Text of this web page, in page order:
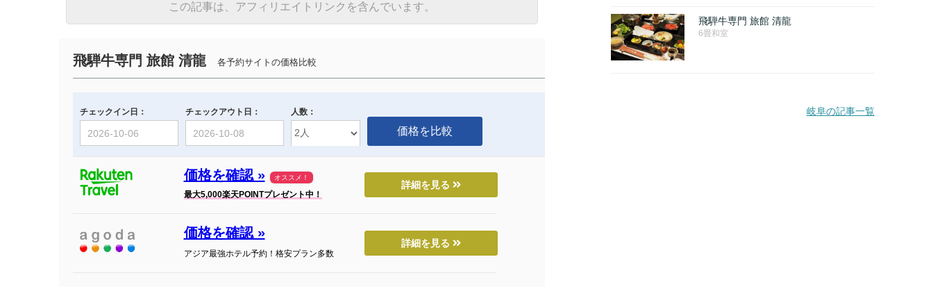
この記事は、アフィリエイトリンクを含んでいます。
飛騨牛専門 旅館 清龍各予約サイトの価格比較
チェックイン日： チェックアウト日： 人数：
価格を確認 » オススメ！
最大5,000楽天POINTプレゼント中！
詳細を見る
価格を確認 »
アジア最強ホテル予約！格安プラン多数
詳細を見る
飛騨牛専門 旅館 清龍
6畳和室
岐阜の記事一覧